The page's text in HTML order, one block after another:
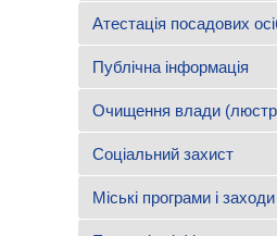
Атестація посадових
Публічна інформація
Очищення влади
Соціальний захист
Міські програми і заходи